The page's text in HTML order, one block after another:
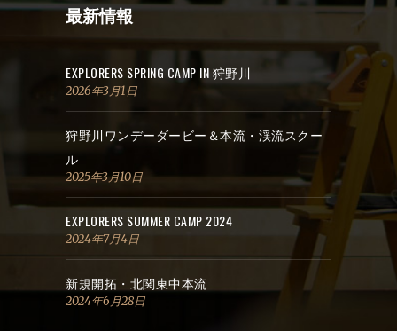
最新情報
EXPLORERS SPRING CAMP IN 狩野川
2026年3月1日
狩野川ワンデーダービー＆本流・渓流スクー
ル
2025年3月10日
EXPLORERS SUMMER CAMP 2024
2024年7月4日
新規開拓・北関東中本流
2024年6月28日